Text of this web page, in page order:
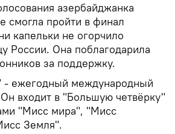
азербайджанка
смогла пройти в финал
капельки не огорчило
России. Она поблагодарила
за поддержку.
- ежегодный международный
входит в "Большую четвёрку"
"Мисс мира", "Мисс
Земля".